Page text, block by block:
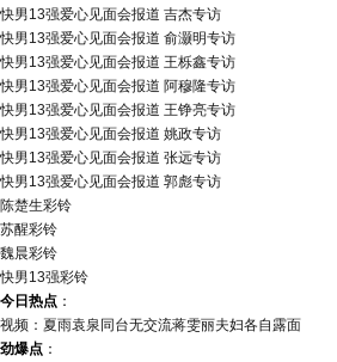
快男13强爱心见面会报道 吉杰专访
快男13强爱心见面会报道 俞灏明专访
快男13强爱心见面会报道 王栎鑫专访
快男13强爱心见面会报道 阿穆隆专访
快男13强爱心见面会报道 王铮亮专访
快男13强爱心见面会报道 姚政专访
快男13强爱心见面会报道 张远专访
快男13强爱心见面会报道 郭彪专访
陈楚生彩铃
苏醒彩铃
魏晨彩铃
快男13强彩铃
今日热点 ：
视频：夏雨袁泉同台无交流蒋雯丽夫妇各自露面
劲爆点 ：